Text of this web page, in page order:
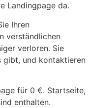
Landingpage da.
Ihren
verständlichen
verloren. Sie
gibt, und kontaktieren
für 0 €. Startseite,
enthalten.